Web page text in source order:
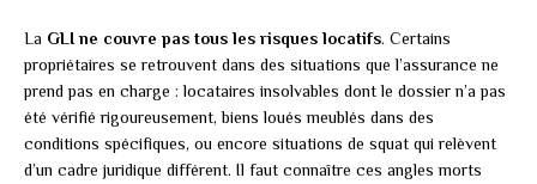
La GLI ne couvre pas tous les risques locatifs. Certains
propriétaires se retrouvent dans des situations que l’assurance ne
prend pas en charge : locataires insolvables dont le dossier n’a pas
été vérifié rigoureusement, biens loués meublés dans des
conditions spécifiques, ou encore situations de squat qui relèvent
d’un cadre juridique différent. Il faut connaître ces angles morts